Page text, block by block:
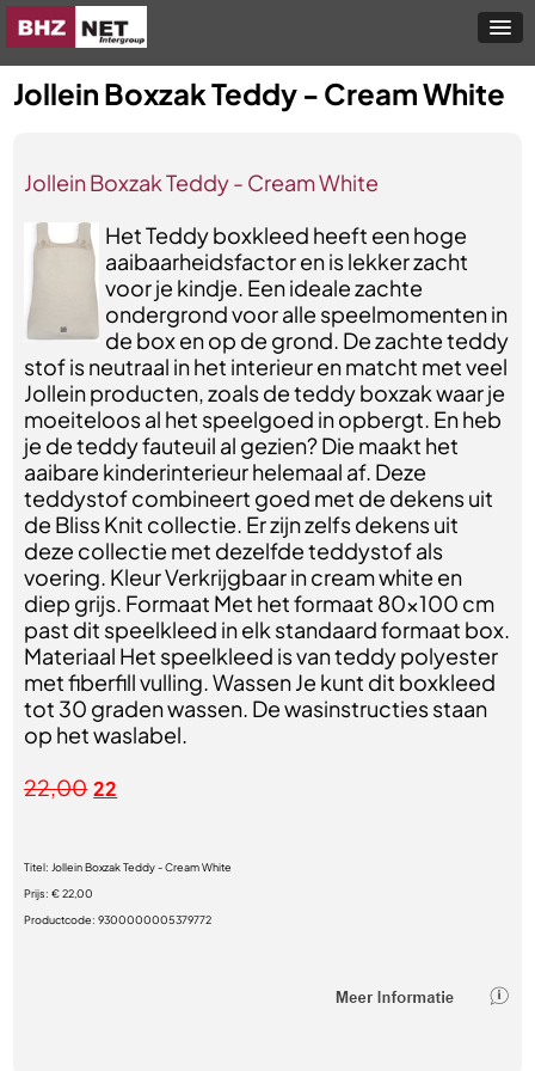
Jollein Boxzak Teddy - Cream White
Jollein Boxzak Teddy - Cream White
Het Teddy boxkleed heeft een hoge
aaibaarheidsfactor en is lekker zacht
voor je kindje. Een ideale zachte
ondergrond voor alle speelmomenten in
de box en op de grond. De zachte teddy
stof is neutraal in het interieur en matcht met veel
Jollein producten, zoals de teddy boxzak waar je
moeiteloos al het speelgoed in opbergt. En heb
je de teddy fauteuil al gezien? Die maakt het
aaibare kinderinterieur helemaal af. Deze
teddystof combineert goed met de dekens uit
de Bliss Knit collectie. Er zijn zelfs dekens uit
deze collectie met dezelfde teddystof als
voering. Kleur Verkrijgbaar in cream white en
diep grijs. Formaat Met het formaat 80x100 cm
past dit speelkleed in elk standaard formaat box.
Materiaal Het speelkleed is van teddy polyester
met fiberfill vulling. Wassen Je kunt dit boxkleed
tot 30 graden wassen. De wasinstructies staan
op het waslabel.
22,00 22
Titel: Jollein Boxzak Teddy - Cream White
Prijs:€ 22,00
Productcode:9300000005379772